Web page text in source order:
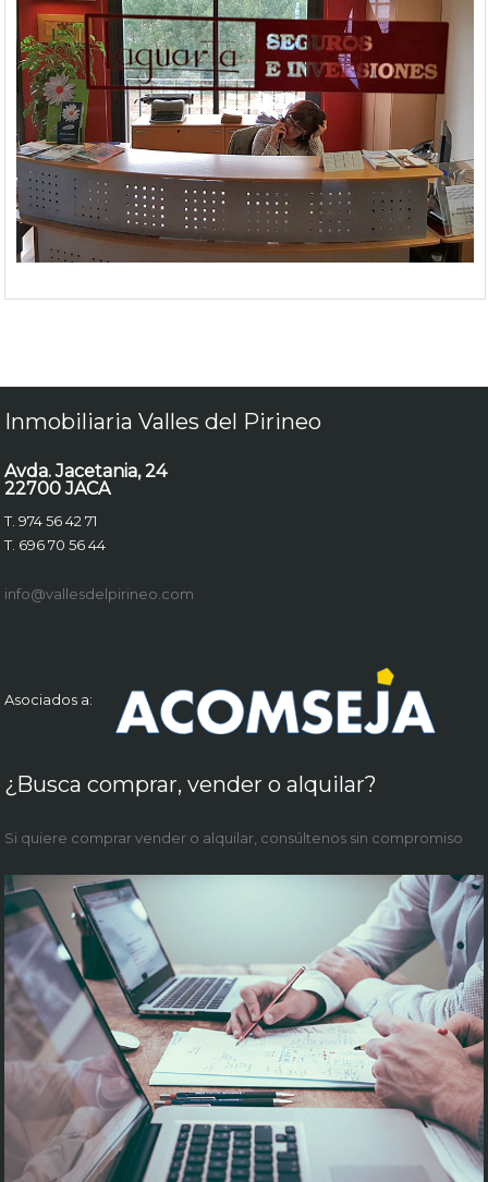
Inmobiliaria Valles del Pirineo
Avda. Jacetania, 24
22700 JACA
T. 974 56 42 71
T. 696 70 56 44
info@vallesdelpirineo.com
Asociados a:
¿Busca comprar, vender o alquilar?
Si quiere comprar vender o alquilar, consúltenos sin compromiso